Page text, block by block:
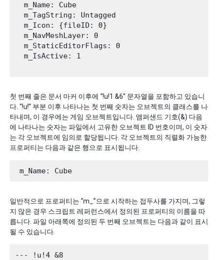
  m_Name: Cube
  m_TagString: Untagged
  m_Icon: {fileID: 0}
  m_NavMeshLayer: 0
  m_StaticEditorFlags: 0
  m_IsActive: 1
첫 번째 줄은 문서 마커 이후에 “!u!1 &6” 문자열을 포함하고 있습니
다. “!u!” 부분 이후 나타나는 첫 번째 숫자는 오브젝트의 클래스를 나
타내며, 이 경우에는 게임 오브젝트입니다. 앰퍼샌드 기호(&) 다음
에 나타나는 숫자는 파일에서 고유한 오브젝트 ID 번호이며, 이 숫자
는 각 오브젝트에 임의로 할당됩니다. 각 오브젝트의 직렬화 가능한
프로퍼티는 다음과 같은 행으로 표시됩니다.
일반적으로 프로퍼티는 “m_”으로 시작하는 접두사를 가지며, 그렇
지 않은 경우 스크립트 레퍼런스에서 정의된 프로퍼티의 이름을 따
릅니다. 파일 아래쪽에 정의된 두 번째 오브젝트는 다음과 같이 표시
될 수 있습니다.
--- !u!4 &8